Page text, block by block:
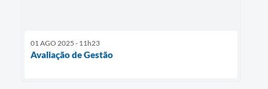
01 AGO 2025 - 11h23
Avaliação de Gestão